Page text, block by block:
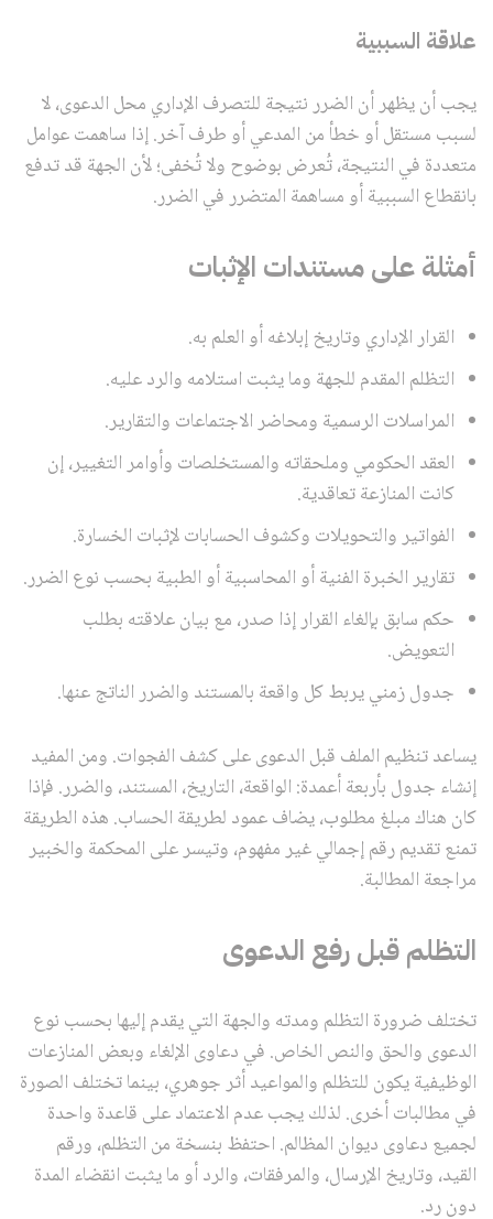
علاقة السببية
يجب أن يظهر أن الضرر نتيجة للتصرف الإداري محل الدعوى، لا
لسبب مستقل أو خطأ من المدعي أو طرف آخر. إذا ساهمت عوامل
متعددة في النتيجة، تُعرض بوضوح ولا تُخفى؛ لأن الجهة قد تدفع
بانقطاع السببية أو مساهمة المتضرر في الضرر.
أمثلة على مستندات الإثبات
القرار الإداري وتاريخ إبلاغه أو العلم به.
التظلم المقدم للجهة وما يثبت استلامه والرد عليه.
المراسلات الرسمية ومحاضر الاجتماعات والتقارير.
العقد الحكومي وملحقاته والمستخلصات وأوامر التغيير، إن
كانت المنازعة تعاقدية.
الفواتير والتحويلات وكشوف الحسابات لإثبات الخسارة.
تقارير الخبرة الفنية أو المحاسبية أو الطبية بحسب نوع الضرر.
حكم سابق بإلغاء القرار إذا صدر، مع بيان علاقته بطلب
التعويض.
جدول زمني يربط كل واقعة بالمستند والضرر الناتج عنها.
يساعد تنظيم الملف قبل الدعوى على كشف الفجوات. ومن المفيد
إنشاء جدول بأربعة أعمدة: الواقعة، التاريخ، المستند، والضرر. فإذا
كان هناك مبلغ مطلوب، يضاف عمود لطريقة الحساب. هذه الطريقة
تمنع تقديم رقم إجمالي غير مفهوم، وتيسر على المحكمة والخبير
مراجعة المطالبة.
التظلم قبل رفع الدعوى
تختلف ضرورة التظلم ومدته والجهة التي يقدم إليها بحسب نوع
الدعوى والحق والنص الخاص. في دعاوى الإلغاء وبعض المنازعات
الوظيفية يكون للتظلم والمواعيد أثر جوهري، بينما تختلف الصورة
في مطالبات أخرى. لذلك يجب عدم الاعتماد على قاعدة واحدة
لجميع دعاوى ديوان المظالم. احتفظ بنسخة من التظلم، ورقم
القيد، وتاريخ الإرسال، والمرفقات، والرد أو ما يثبت انقضاء المدة
دون رد.